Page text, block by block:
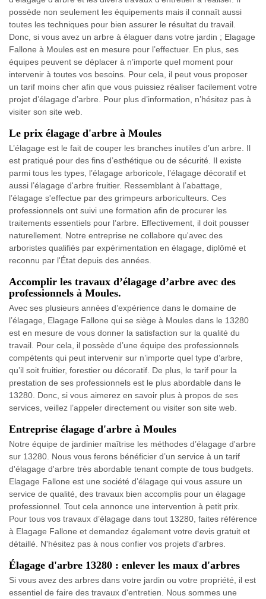
possède non seulement les équipements mais il connaît aussi
toutes les techniques pour bien assurer le résultat du travail.
Donc, si vous avez un arbre à élaguer dans votre jardin ; Elagage
Fallone à Moules est en mesure pour l’effectuer. En plus, ses
équipes peuvent se déplacer à n’importe quel moment pour
intervenir à toutes vos besoins. Pour cela, il peut vous proposer
un tarif moins cher afin que vous puissiez réaliser facilement votre
projet d’élagage d’arbre. Pour plus d’information, n’hésitez pas à
visiter son site web.
Le prix élagage d'arbre à Moules
L’élagage est le fait de couper les branches inutiles d’un arbre. Il
est pratiqué pour des fins d’esthétique ou de sécurité. Il existe
parmi tous les types, l’élagage arboricole, l’élagage décoratif et
aussi l’élagage d'arbre fruitier. Ressemblant à l’abattage,
l’élagage s'effectue par des grimpeurs arboriculteurs. Ces
professionnels ont suivi une formation afin de procurer les
traitements essentiels pour l’arbre. Effectivement, il doit pousser
naturellement. Notre entreprise ne collabore qu'avec des
arboristes qualifiés par expérimentation en élagage, diplômé et
reconnu par l'État depuis des années.
Accomplir les travaux d’élagage d’arbre avec des
professionnels à Moules.
Avec ses plusieurs années d’expérience dans le domaine de
l’élagage, Elagage Fallone qui se siège à Moules dans le 13280
est en mesure de vous donner la satisfaction sur la qualité du
travail. Pour cela, il possède d’une équipe des professionnels
compétents qui peut intervenir sur n’importe quel type d’arbre,
qu’il soit fruitier, forestier ou décoratif. De plus, le tarif pour la
prestation de ses professionnels est le plus abordable dans le
13280. Donc, si vous aimerez en savoir plus à propos de ses
services, veillez l’appeler directement ou visiter son site web.
Entreprise élagage d'arbre à Moules
Notre équipe de jardinier maîtrise les méthodes d’élagage d'arbre
sur 13280. Nous vous ferons bénéficier d’un service à un tarif
d'élagage d'arbre très abordable tenant compte de tous budgets.
Elagage Fallone est une société d’élagage qui vous assure un
service de qualité, des travaux bien accomplis pour un élagage
professionnel. Tout cela annonce une intervention à petit prix.
Pour tous vos travaux d’élagage dans tout 13280, faites référence
à Elagage Fallone et demandez également votre devis gratuit et
détaillé. N'hésitez pas à nous confier vos projets d'arbres.
Élagage d'arbre 13280 : enlever les maux d'arbres
Si vous avez des arbres dans votre jardin ou votre propriété, il est
essentiel de faire des travaux d'entretien. Nous sommes une